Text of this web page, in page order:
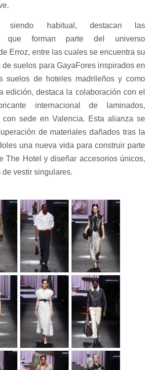
siendo habitual, destacan las
que forman parte del universo
Erroz, entre las cuales se encuentra su
suelos para GayaFores inspirados en
suelos de hoteles madrileños y como
edición, destaca la colaboración con el
internacional de laminados,
con sede en Valencia. Esta alianza se
de materiales dañados tras la
una nueva vida para construir parte
The Hotel y diseñar accesorios únicos,
vestir singulares.